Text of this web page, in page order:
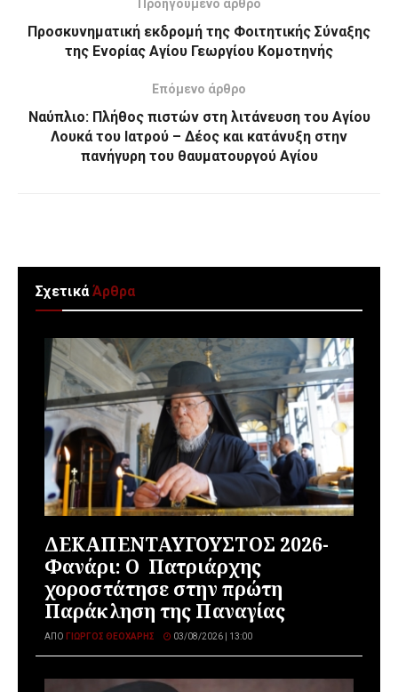
Προηγούμενο άρθρο
Προσκυνηματική εκδρομή της Φοιτητικής Σύναξης
της Ενορίας Αγίου Γεωργίου Κομοτηνής
Επόμενο άρθρο
Ναύπλιο: Πλήθος πιστών στη λιτάνευση του Αγίου
Λουκά του Ιατρού – Δέος και κατάνυξη στην
πανήγυρη του θαυματουργού Αγίου
ΣχετικάΆρθρα
ΔΕΚΑΠΕΝΤΑΥΓΟΥΣΤΟΣ 2026-
Φανάρι: Ο Πατριάρχης
χοροστάτησε στην πρώτη
Παράκληση της Παναγίας
ΑΠΌ ΓΙΏΡΓΟΣ ΘΕΟΧΆΡΗΣ 03/08/2026 | 13:00